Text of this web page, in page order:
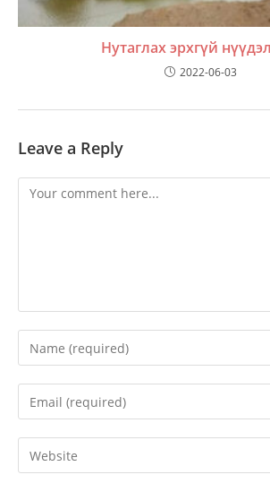
Нутаглах эрхгүй
2022-06-03
Leave a Reply
Comment
Enter
your
name
comment
Enter
your
email
address
Enter
your